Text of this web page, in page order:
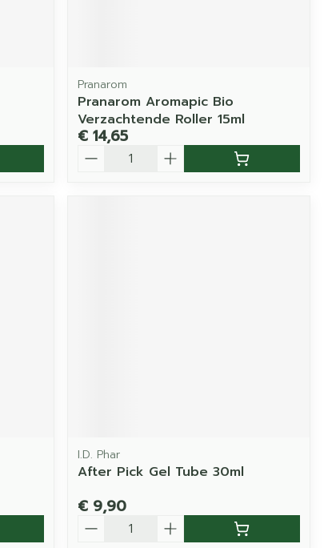
Pranarom
Pranarom Aromapic Bio
Verzachtende Roller 15ml
€ 14,65
I.D. Phar
After Pick Gel Tube 30ml
€ 9,90